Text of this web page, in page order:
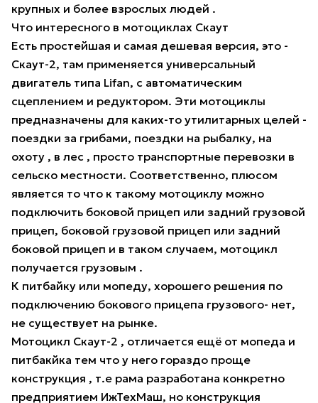
крупных и более взрослых людей .
Что интересного в мотоциклах Скаут
Есть простейшая и самая дешевая версия, это -
Скаут-2, там применяется универсальный
двигатель типа Lifan, с автоматическим
сцеплением и редуктором. Эти мотоциклы
предназначены для каких-то утилитарных целей -
поездки за грибами, поездки на рыбалку, на
охоту , в лес , просто транспортные перевозки в
сельско местности. Соответственно, плюсом
является то что к такому мотоциклу можно
подключить боковой прицеп или задний грузовой
прицеп, боковой грузовой прицеп или задний
боковой прицеп и в таком случаем, мотоцикл
получается грузовым .
К питбайку или мопеду, хорошего решения по
подключению бокового прицепа грузового- нет,
не существует на рынке.
Мотоцикл Скаут-2 , отличается ещё от мопеда и
питбакйка тем что у него гораздо проще
конструкция , т.е рама разработана конкретно
предприятием ИжТехМаш, но конструкция